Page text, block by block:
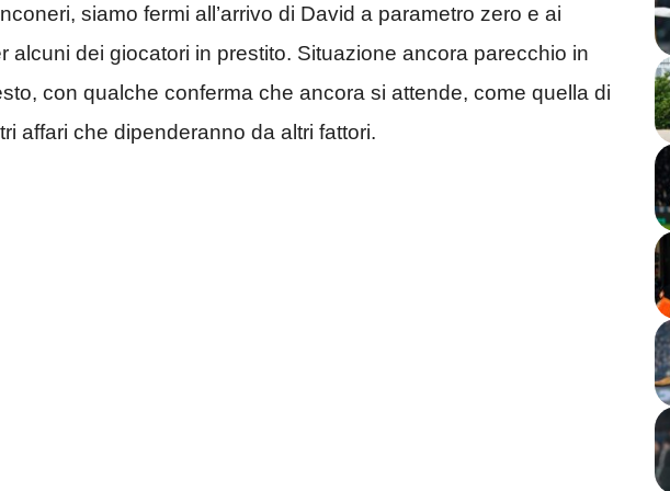
siamo fermi all’arrivo di David a parametro zero e ai
alcuni dei giocatori in prestito. Situazione ancora parecchio in
con qualche conferma che ancora si attende, come quella di
affari che dipenderanno da altri fattori.